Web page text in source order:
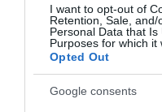
I want to opt-out of
Retention, Sale,
Personal Data that
Purposes for which it
Opted Out
Google consents
A fine dining